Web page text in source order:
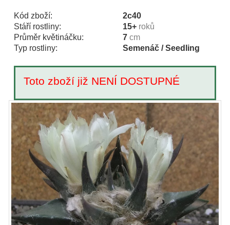
Kód zboží:
2c40
Stáří rostliny:
15+ roků
Průměr květináčku:
7 cm
Typ rostliny:
Semenáč / Seedling
Toto zboží již NENÍ DOSTUPNÉ